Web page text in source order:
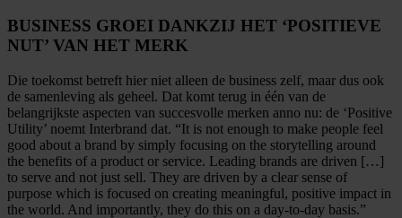
BUSINESS GROEI DANKZIJ HET ‘POSITIEVE
NUT’ VAN HET MERK
Die toekomst betreft hier niet alleen de business zelf, maar dus ook
de samenleving als geheel. Dat komt terug in één van de
belangrijkste aspecten van succesvolle merken anno nu: de ‘Positive
Utility’ noemt Interbrand dat. “It is not enough to make people feel
good about a brand by simply focusing on the storytelling around
the benefits of a product or service. Leading brands are driven […]
to serve and not just sell. They are driven by a clear sense of
purpose which is focused on creating meaningful, positive impact in
the world. And importantly, they do this on a day-to-day basis.”